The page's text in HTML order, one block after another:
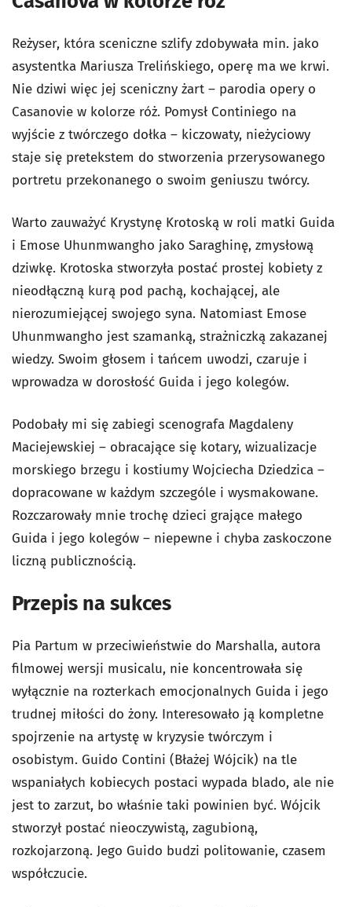
Reżyser, która sceniczne szlify zdobywała min. jako
asystentka Mariusza Trelińskiego, operę ma we krwi.
Nie dziwi więc jej sceniczny żart – parodia opery o
Casanovie w kolorze róż. Pomysł Continiego na
wyjście z twórczego dołka – kiczowaty, nieżyciowy
staje się pretekstem do stworzenia przerysowanego
portretu przekonanego o swoim geniuszu twórcy.
Warto zauważyć Krystynę Krotoską w roli matki Guida
i Emose Uhunmwangho jako Saraghinę, zmysłową
dziwkę. Krotoska stworzyła postać prostej kobiety z
nieodłączną kurą pod pachą, kochającej, ale
nierozumiejącej swojego syna. Natomiast Emose
Uhunmwangho jest szamanką, strażniczką zakazanej
wiedzy. Swoim głosem i tańcem uwodzi, czaruje i
wprowadza w dorosłość Guida i jego kolegów.
Podobały mi się zabiegi scenografa Magdaleny
Maciejewskiej – obracające się kotary, wizualizacje
morskiego brzegu i kostiumy Wojciecha Dziedzica –
dopracowane w każdym szczególe i wysmakowane.
Rozczarowały mnie trochę dzieci grające małego
Guida i jego kolegów – niepewne i chyba zaskoczone
liczną publicznością.
Przepis na sukces
Pia Partum w przeciwieństwie do Marshalla, autora
filmowej wersji musicalu, nie koncentrowała się
wyłącznie na rozterkach emocjonalnych Guida i jego
trudnej miłości do żony. Interesowało ją kompletne
spojrzenie na artystę w kryzysie twórczym i
osobistym. Guido Contini (Błażej Wójcik) na tle
wspaniałych kobiecych postaci wypada blado, ale nie
jest to zarzut, bo właśnie taki powinien być. Wójcik
stworzył postać nieoczywistą, zagubioną,
rozkojarzoną. Jego Guido budzi politowanie, czasem
współczucie.